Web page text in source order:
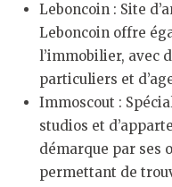
Leboncoin : Site
Leboncoin offre
l’immobilier, avec
particuliers et
Immoscout :
studios et
démarque par ses
permettant de